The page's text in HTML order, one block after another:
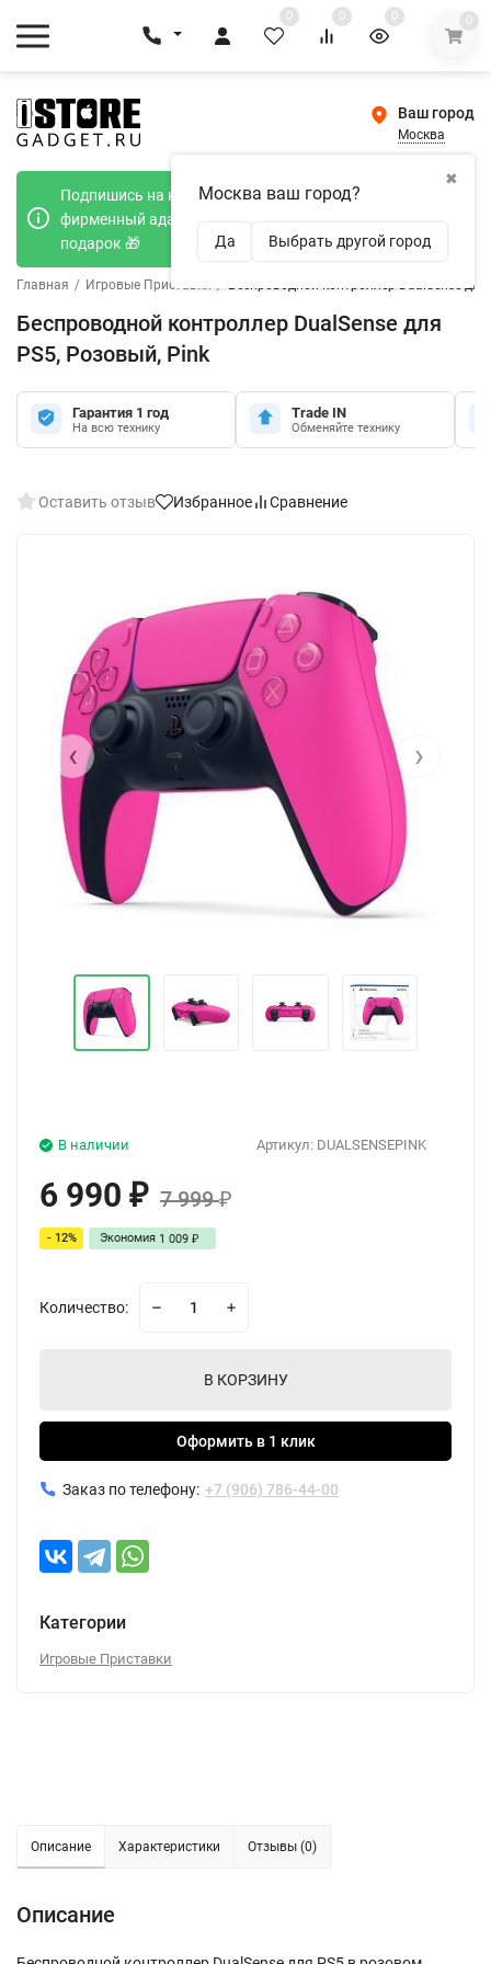
0 0 0 0
Ваш город
Москва
✖
Москва ваш город?
Да Выбрать другой город
Подпишись на наш телеграмм канал и получи
фирменный адаптер Type-C 20W при покупке в
подарок 🎁
Главная / Игровые Приставки / Беспроводной контроллер DualSense
Беспроводной контроллер DualSense для
PS5, Розовый, Pink
Гарантия 1 год
На всю технику
Trade IN
Обменяйте технику
Оставить отзыв Избранное Сравнение
‹ ›
Артикул: DUALSENSEPINK
В наличии
6 990 ₽ 7 999₽
- 12% Экономия 1 009 ₽
Количество:
В КОРЗИНУ
Оформить в 1 клик
Заказ по телефону: +7 (906) 786-44-00
Категории
Игровые Приставки
Описание Характеристики Отзывы (0)
Описание